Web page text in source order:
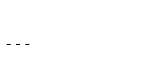
---